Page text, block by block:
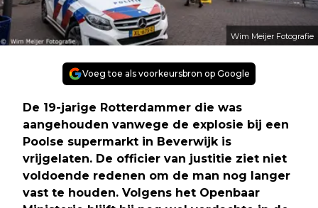
Wim Meijer Fotografie
Voeg toe als voorkeursbron op Google
De 19-jarige Rotterdammer die was
aangehouden vanwege de explosie bij een
Poolse supermarkt in Beverwijk is
vrijgelaten. De officier van justitie ziet niet
voldoende redenen om de man nog langer
vast te houden. Volgens het Openbaar